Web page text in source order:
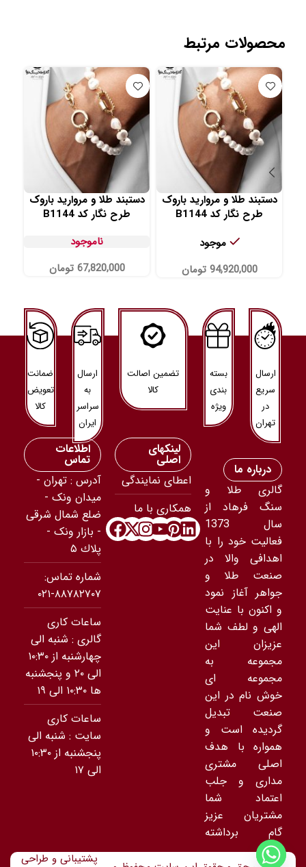
محصولات مرتبط
دستبند طلا و مروارید باروک
طرح نگار کد B1144
موجود
94,920,000 تومان
دستبند طلا و مروارید باروک
طرح نگار کد B1144
ناموجود
67,820,000 تومان
ارسال
سریع
در
تهران
بسته
بندی
ویژه
تضمین اصالت
کالا
ارسال
به
سراسر
ایران
ضمانت
تعویض
کالا
درباره ما
گالری طلا و
سنگ فرهاد از
سال 1373
فعالیت خود را با
اهدافی والا در
صنعت طلا و
جواهر آغاز نمود
و اکنون با عنایت
الهی و لطف شما
عزیزان این
مجموعه به
مجموعه ای
خوش نام در این
صنعت تبدیل
گردیده است و
همواره با هدف
اصلی مشتری
مداری و جلب
اعتماد شما
مشتریان عزیز
گام برداشته
است.
لینکهای
اصلی
اعطای نمایندگی
همکاری با ما
اطلاعات
تماس
آدرس : تهران -
ميدان ونک -
ضلع شمال شرقى
- بازار ونک -
پلاك ۵
شماره تماس:
۸۸۷۸۲۷۰۷-۰۲۱
ساعات کاری
گالری : شنبه الی
چهارشنبه از ۱۰:۳۰
الی ۲۰ و پنجشنبه
ها ۱۰:۳۰ الی ۱۹
ساعات کاری
سایت : شنبه الی
پنجشنبه از ۱۰:۳۰
الی ۱۷
پشتیبانی و طراحی